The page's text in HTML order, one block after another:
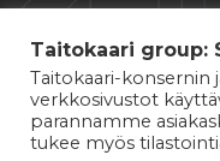
Taitokaari group:
Taitokaari-konsernin
verkkosivustot
parannamme
tukee myös